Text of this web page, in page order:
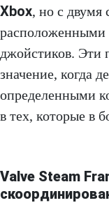
Xbox, но с двумя
расположенными
джойстиков.
значение, когда
определенными
в тех, которые в
Valve Steam